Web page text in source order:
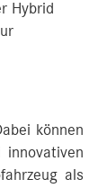
Hybrid
können
innovativen
als